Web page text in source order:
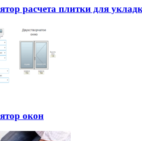
расчета плитки для
окон